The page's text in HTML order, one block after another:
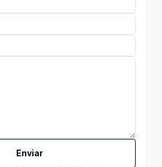
Enviar